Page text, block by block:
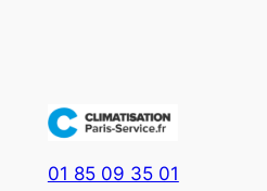
01 85 09 35 01